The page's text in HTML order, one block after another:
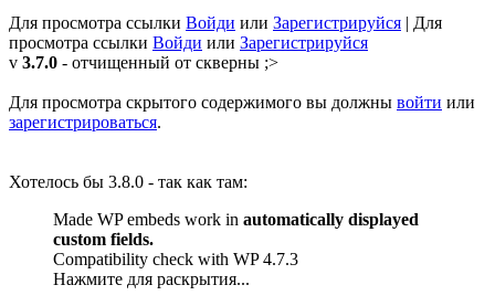
Для просмотра ссылки Войди или Зарегистрируйся
Для
просмотра ссылки Войди или Зарегистрируйся
v 3.7.0 - отчищенный от скверны ;>
Для просмотра скрытого содержимого вы должны войти или
зарегистрироваться.
Хотелось бы 3.8.0 - так как там:
Made WP embeds work in automatically displayed
custom fields.
Compatibility check with WP 4.7.3
Нажмите для раскрытия...